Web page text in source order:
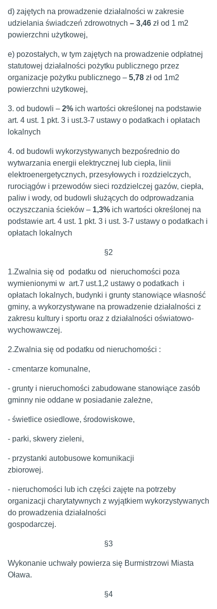
d) zajętych na prowadzenie działalności w zakresie
udzielania świadczeń zdrowotnych – 3,46 zł od 1 m2
powierzchni użytkowej,
e) pozostałych, w tym zajętych na prowadzenie odpłatnej
statutowej działalności pożytku publicznego przez
organizacje pożytku publicznego – 5,78 zł od 1m2
powierzchni użytkowej,
3. od budowli – 2% ich wartości określonej na podstawie
art. 4 ust. 1 pkt. 3 i ust.3-7 ustawy o podatkach i opłatach
lokalnych
4. od budowli wykorzystywanych bezpośrednio do
wytwarzania energii elektrycznej lub ciepła, linii
elektroenergetycznych, przesyłowych i rozdzielczych,
rurociągów i przewodów sieci rozdzielczej gazów, ciepła,
paliw i wody, od budowli służących do odprowadzania
oczyszczania ścieków – 1,3% ich wartości określonej na
podstawie art. 4 ust. 1 pkt. 3 i ust. 3-7 ustawy o podatkach i
opłatach lokalnych
§2
1.Zwalnia się od podatku od nieruchomości poza
wymienionymi w art.7 ust.1,2 ustawy o podatkach i
opłatach lokalnych, budynki i grunty stanowiące własność
gminy, a wykorzystywane na prowadzenie działalności z
zakresu kultury i sportu oraz z działalności oświatowo-
wychowawczej.
2.Zwalnia się od podatku od nieruchomości :
- cmentarze komunalne,
- grunty i nieruchomości zabudowane stanowiące zasób
gminny nie oddane w posiadanie zależne,
- świetlice osiedlowe, środowiskowe,
- parki, skwery zieleni,
- przystanki autobusowe komunikacji
zbiorowej.
- nieruchomości lub ich części zajęte na potrzeby
organizacji charytatywnych z wyjątkiem wykorzystywanych
do prowadzenia działalności
gospodarczej.
§3
Wykonanie uchwały powierza się Burmistrzowi Miasta
Oława.
§4